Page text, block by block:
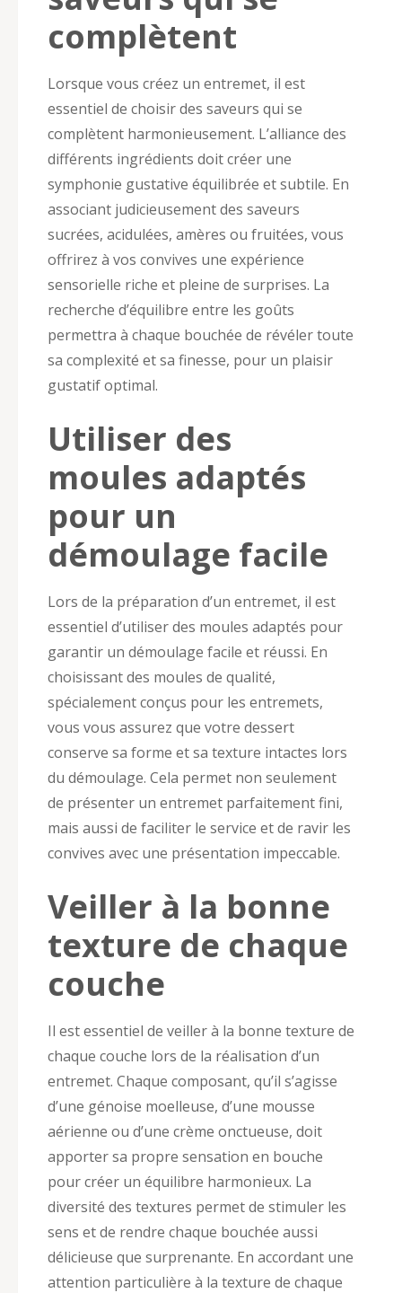
complètent
Lorsque vous créez un entremet, il est
essentiel de choisir des saveurs qui se
complètent harmonieusement. L’alliance des
différents ingrédients doit créer une
symphonie gustative équilibrée et subtile. En
associant judicieusement des saveurs
sucrées, acidulées, amères ou fruitées, vous
offrirez à vos convives une expérience
sensorielle riche et pleine de surprises. La
recherche d’équilibre entre les goûts
permettra à chaque bouchée de révéler toute
sa complexité et sa finesse, pour un plaisir
gustatif optimal.
Utiliser des
moules adaptés
pour un
démoulage facile
Lors de la préparation d’un entremet, il est
essentiel d’utiliser des moules adaptés pour
garantir un démoulage facile et réussi. En
choisissant des moules de qualité,
spécialement conçus pour les entremets,
vous vous assurez que votre dessert
conserve sa forme et sa texture intactes lors
du démoulage. Cela permet non seulement
de présenter un entremet parfaitement fini,
mais aussi de faciliter le service et de ravir les
convives avec une présentation impeccable.
Veiller à la bonne
texture de chaque
couche
Il est essentiel de veiller à la bonne texture de
chaque couche lors de la réalisation d’un
entremet. Chaque composant, qu’il s’agisse
d’une génoise moelleuse, d’une mousse
aérienne ou d’une crème onctueuse, doit
apporter sa propre sensation en bouche
pour créer un équilibre harmonieux. La
diversité des textures permet de stimuler les
sens et de rendre chaque bouchée aussi
délicieuse que surprenante. En accordant une
attention particulière à la texture de chaque